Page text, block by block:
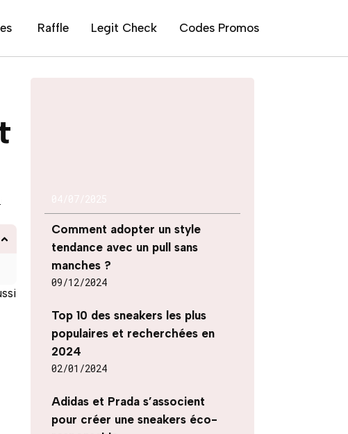
Raffle Legit Check Codes Promos
Comment adopter un style
tendance avec un pull sans
manches ?
09/12/2024
Top 10 des sneakers les plus
populaires et recherchées en
2024
02/01/2024
Adidas et Prada s’associent
pour créer une sneakers éco-